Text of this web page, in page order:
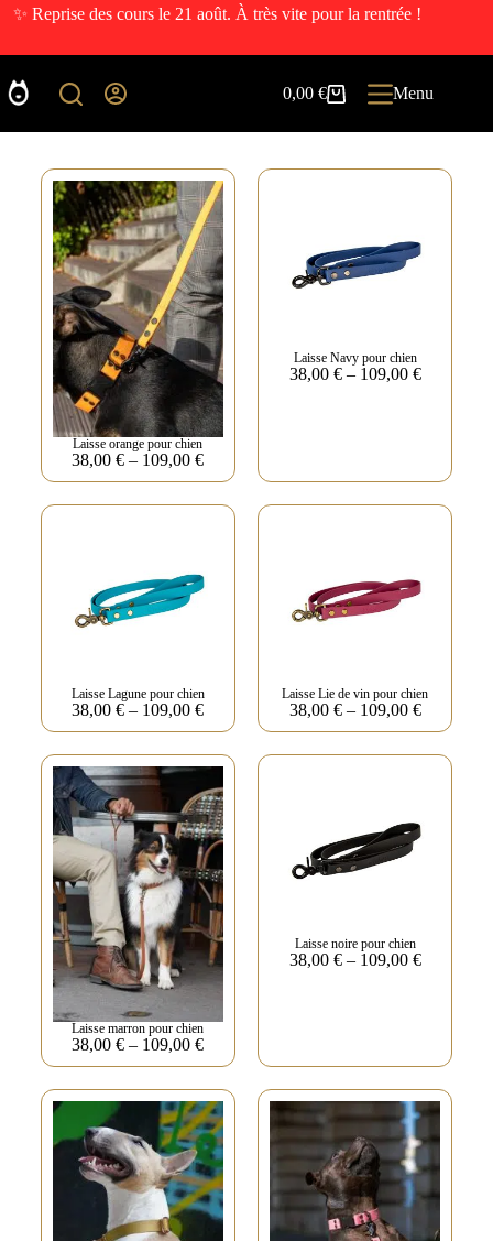
✨ Reprise des cours le 21 août. À très vite pour la rentrée !
0,00€ Menu
Laisse orange pour chien
38,00€ – 109,00€
Laisse Navy pour chien
38,00 €– 109,00 €
Laisse Lagune pour chien
38,00€ – 109,00€
Laisse Lie de vin pour chien
38,00 €– 109,00 €
Laisse marron pour chien
38,00€ – 109,00€
Laisse noire pour chien
38,00 €– 109,00 €